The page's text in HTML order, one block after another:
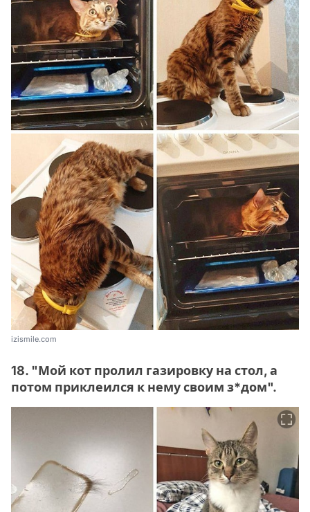
izismile.com
18. "Мой кот пролил газировку на стол, а
потом приклеился к нему своим з*дом".